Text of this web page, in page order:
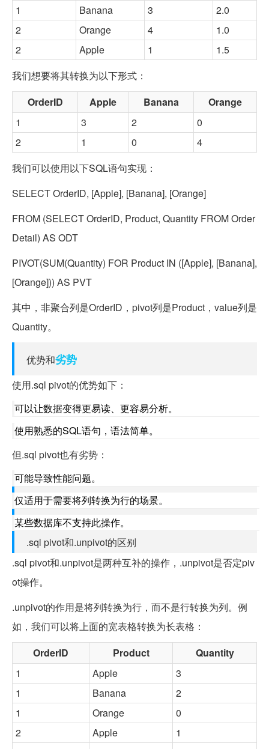
1
Banana 3
2.0
2
Orange 4
1.0
2
Apple 1
1.5
我们想要将其转换为以下形式：
OrderID
Apple Banana
Orange
1
3 2
0
2
1 0
4
我们可以使用以下SQL语句实现：
SELECT OrderID, [Apple], [Banana], [Orange]
FROM (SELECT OrderID, Product, Quantity FROM Order
Detail) AS ODT
PIVOT(SUM(Quantity) FOR Product IN ([Apple], [Banana],
[Orange])) AS PVT
其中，非聚合列是OrderID，pivot列是Product，value列是
Quantity。
优势和劣势
使用.sql pivot的优势如下：
可以让数据变得更易读、更容易分析。
使用熟悉的SQL语句，语法简单。
但.sql pivot也有劣势：
可能导致性能问题。
仅适用于需要将列转换为行的场景。
某些数据库不支持此操作。
.sql pivot和.unpivot的区别
.sql pivot和.unpivot是两种互补的操作，.unpivot是否定piv
ot操作。
.unpivot的作用是将列转换为行，而不是行转换为列。例
如，我们可以将上面的宽表格转换为长表格：
OrderID
Product
Quantity
1
Apple
3
1
Banana
2
1
Orange
0
2
Apple
1